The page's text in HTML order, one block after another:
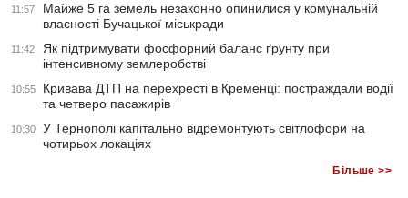
11:57
Майже 5 га земель незаконно опинилися у комунальній
власності Бучацької міськради
11:42
Як підтримувати фосфорний баланс ґрунту при
інтенсивному землеробстві
10:55
Кривава ДТП на перехресті в Кременці: постраждали водії
та четверо пасажирів
10:30
У Тернополі капітально відремонтують світлофори на
чотирьох локаціях
Більше >>